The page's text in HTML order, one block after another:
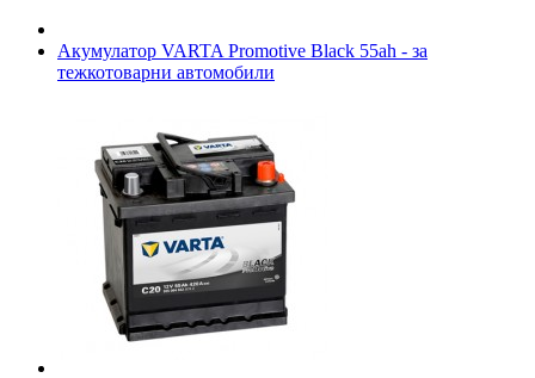
Акумулатор VARTA Promotive Black 55ah - за
тежкотоварни автомобили